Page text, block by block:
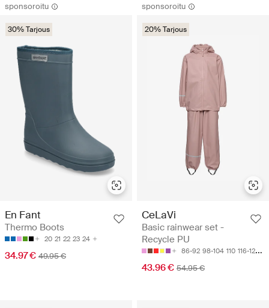
sponsoroitu
30% Tarjous
En Fant
Thermo Boots
20 21 22 23 24
34.97 € 49.95 €
sponsoroitu
20% Tarjous
CeLaVi
Basic rainwear set -
Recycle PU
86-92 98-104 110 116-122
43.96 € 54.95 €